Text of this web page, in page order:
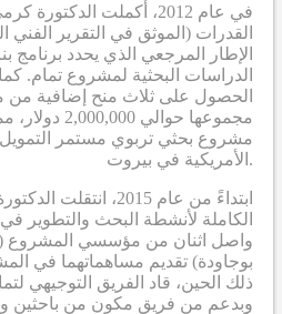
في عام 2012، أكملت
القدرات (الموثق في التقرير الفني
الإطار المرجعي الذي يحدد برنامج
الدراسات البحثية لمشروع تمام.
الحصول على ثلاث منح إضافية من
مجموعها حوالي
مشروع بحثي تربوي مستمر التمويل
الأمريكية في بيروت.
ابتداءً من عام 2015،
الكاملة لأنشطة البحث والتطوير في
واصل اثنان من مؤسسي المشروع
بوجاودة) تقديم مساهماتهما في
ذلك الحين، قاد الفريق التوجيهي
وبدعم من فريق مكون من باحثين